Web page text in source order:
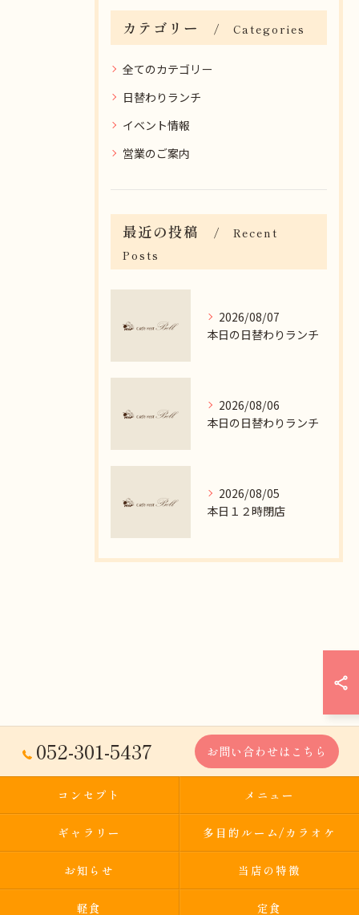
カテゴリー Categories
全てのカテゴリー
日替わりランチ
イベント情報
営業のご案内
最近の投稿
Recent
Posts
2026/08/07
本日の日替わりランチ
2026/08/06
本日の日替わりランチ
2026/08/05
本日１２時閉店
052-301-5437 お問い合わせはこちら
コンセプト メニュー
ギャラリー 多目的ルーム/カラオケ
お知らせ 当店の特徴
軽食 定食